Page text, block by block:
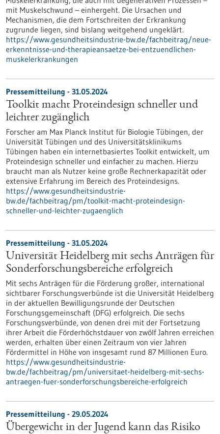
mit Muskelschwund – einhergeht. Die Ursachen und
Mechanismen, die dem Fortschreiten der Erkrankung
zugrunde liegen, sind bislang weitgehend ungeklärt.
https://www.gesundheitsindustrie-bw.de/fachbeitrag/neue-
erkenntnisse-und-therapieansaetze-bei-entzuendlichen-
muskelerkrankungen
Pressemitteilung - 31.05.2024
Toolkit macht Proteindesign schneller und
leichter zugänglich
Forscher am Max Planck Institut für Biologie Tübingen, der
Universität Tübingen und des Universitätsklinikums
Tübingen haben ein internetbasiertes Toolkit entwickelt, um
Proteindesign schneller und einfacher zu machen. Hierzu
braucht man als Nutzer keine große Rechnerkapazität oder
extensive Erfahrung im Bereich des Proteindesigns.
https://www.gesundheitsindustrie-
bw.de/fachbeitrag/pm/toolkit-macht-proteindesign-
schneller-und-leichter-zugaenglich
Pressemitteilung - 31.05.2024
Universität Heidelberg mit sechs Anträgen für
Sonderforschungsbereiche erfolgreich
Mit sechs Anträgen für die Förderung großer, international
sichtbarer Forschungsverbünde ist die Universität Heidelberg
in der aktuellen Bewilligungsrunde der Deutschen
Forschungsgemeinschaft (DFG) erfolgreich. Die sechs
Forschungsverbünde, von denen drei mit der Fortsetzung
ihrer Arbeit die Förderhöchstdauer von zwölf Jahren erreichen
werden, erhalten über einen Zeitraum von vier Jahren
Fördermittel in Höhe von insgesamt rund 87 Millionen Euro.
https://www.gesundheitsindustrie-
bw.de/fachbeitrag/pm/universitaet-heidelberg-mit-sechs-
antraegen-fuer-sonderforschungsbereiche-erfolgreich
Pressemitteilung - 29.05.2024
Übergewicht in der Jugend kann das Risiko